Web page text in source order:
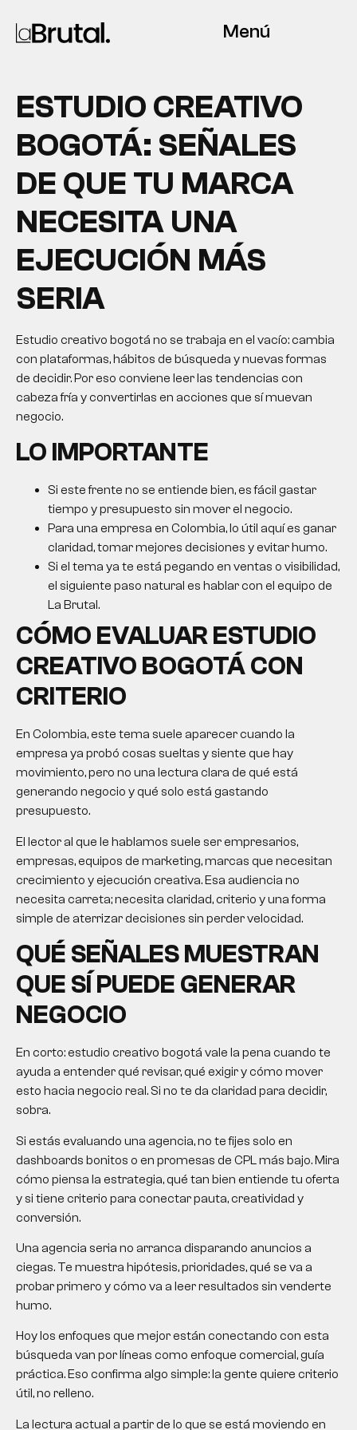
Menú
ESTUDIO CREATIVO
BOGOTÁ: SEÑALES
DE QUE TU MARCA
NECESITA UNA
EJECUCIÓN MÁS
SERIA
Estudio creativo bogotá no se trabaja en el vacío: cambia
con plataformas, hábitos de búsqueda y nuevas formas
de decidir. Por eso conviene leer las tendencias con
cabeza fría y convertirlas en acciones que sí muevan
negocio.
LO IMPORTANTE
Si este frente no se entiende bien, es fácil gastar
tiempo y presupuesto sin mover el negocio.
Para una empresa en Colombia, lo útil aquí es ganar
claridad, tomar mejores decisiones y evitar humo.
Si el tema ya te está pegando en ventas o visibilidad,
el siguiente paso natural es hablar con el equipo de
La Brutal.
CÓMO EVALUARESTUDIO
CREATIVO BOGOTÁCON
CRITERIO
En Colombia, este tema suele aparecer cuando la
empresa ya probó cosas sueltas y siente que hay
movimiento, pero no una lectura clara de qué está
generando negocio y qué solo está gastando
presupuesto.
El lector al que le hablamos suele ser empresarios,
empresas, equipos de marketing, marcas que necesitan
crecimiento y ejecución creativa. Esa audiencia no
necesita carreta; necesita claridad, criterio y una forma
simple de aterrizar decisiones sin perder velocidad.
QUÉ SEÑALES MUESTRAN
QUE SÍ PUEDE GENERAR
NEGOCIO
En corto: estudio creativo bogotá vale la pena cuando te
ayuda a entender qué revisar, qué exigir y cómo mover
esto hacia negocio real. Si no te da claridad para decidir,
sobra.
Si estás evaluando una agencia, no te fijes solo en
dashboards bonitos o en promesas de CPL más bajo. Mira
cómo piensa la estrategia, qué tan bien entiende tu oferta
y si tiene criterio para conectar pauta, creatividad y
conversión.
Una agencia seria no arranca disparando anuncios a
ciegas. Te muestra hipótesis, prioridades, qué se va a
probar primero y cómo va a leer resultados sin venderte
humo.
Hoy los enfoques que mejor están conectando con esta
búsqueda van por líneas como enfoque comercial, guía
práctica. Eso confirma algo simple: la gente quiere criterio
útil, no relleno.
La lectura actual a partir de lo que se está moviendo en